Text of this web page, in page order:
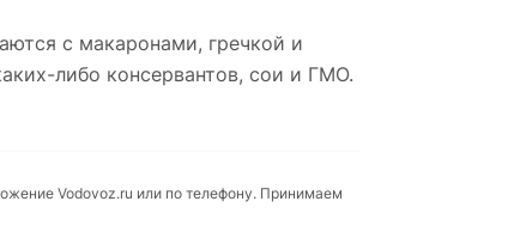
с макаронами, гречкой и
либо консервантов, сои и ГМО.
Vodovoz.ru или по телефону. Принимаем